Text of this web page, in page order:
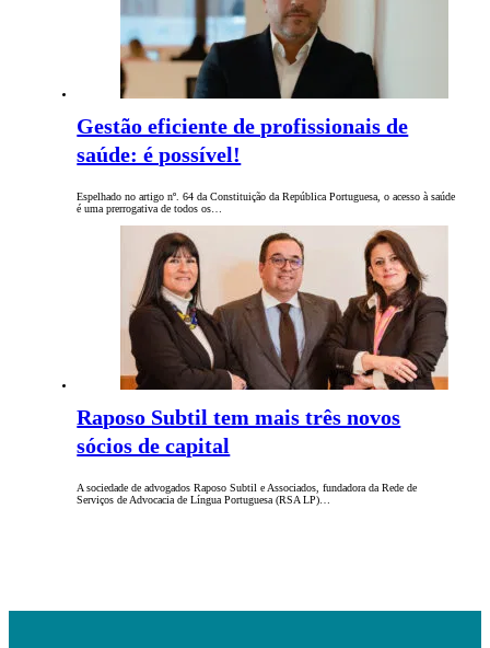
Gestão eficiente de profissionais de
saúde: é possível!
Espelhado no artigo nº. 64 da Constituição da República Portuguesa, o acesso à saúde
é uma prerrogativa de todos os…
Raposo Subtil tem mais três novos
sócios de capital
A sociedade de advogados Raposo Subtil e Associados, fundadora da Rede de
Serviços de Advocacia de Língua Portuguesa (RSA LP)…